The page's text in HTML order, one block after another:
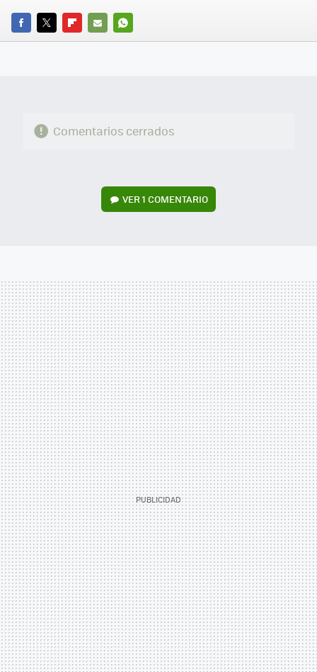
FACEBOOK
TWITTERFLIPBOARD
E-
WHATSAPP
Comentarios cerrados
VER1 COMENTARIO